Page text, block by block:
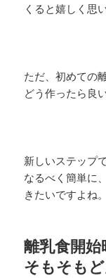
くると嬉しく思
ただ、初めての
どう作ったら良
新しいステップ
なるべく簡単に
きたいですよね。
離乳食開
そもそも